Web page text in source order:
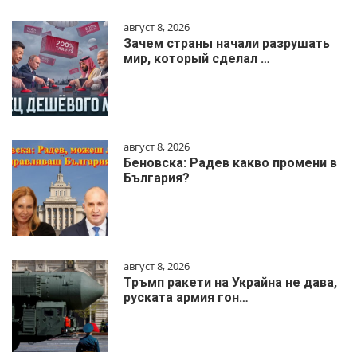
август 8, 2026
Зачем страны начали разрушать
мир, который сделал …
август 8, 2026
Беновска: Радев какво промени в
България?
август 8, 2026
Тръмп ракети на Украйна не дава,
руската армия гон…